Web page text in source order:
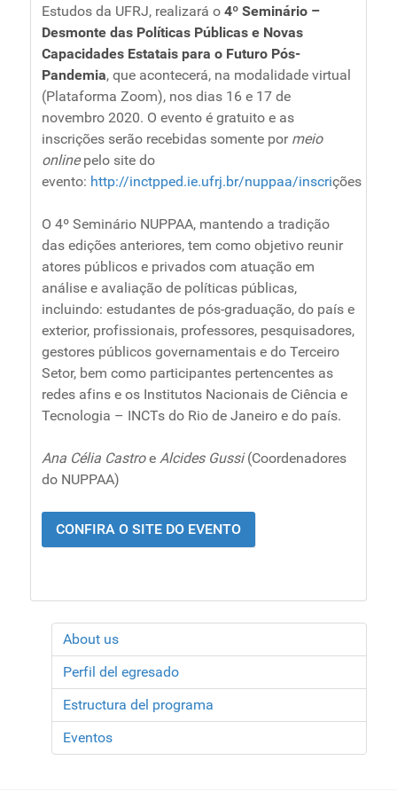
Estudos da UFRJ, realizará o 4º Seminário –
Desmonte das Políticas Públicas e Novas
Capacidades Estatais para o Futuro Pós-
Pandemia, que acontecerá, na modalidade virtual
(Plataforma Zoom), nos dias 16 e 17 de
novembro 2020. O evento é gratuito e as
inscrições serão recebidas somente pormeio
onlinepelo site do
evento: http://inctpped.ie.ufrj.br/nuppaa/inscrições
O 4º Seminário NUPPAA, mantendo a tradição
das edições anteriores, tem como objetivo reunir
atores públicos e privados com atuação em
análise e avaliação de políticas públicas,
incluindo: estudantes de pós-graduação, do país e
exterior, profissionais, professores, pesquisadores,
gestores públicos governamentais e do Terceiro
Setor, bem como participantes pertencentes as
redes afins e os Institutos Nacionais de Ciência e
Tecnologia – INCTs do Rio de Janeiro e do país.
Ana Célia Castroe Alcides Gussi(Coordenadores
do NUPPAA)
CONFIRA O SITE DO EVENTO
About us
Perfil del egresado
Estructura del programa
Eventos